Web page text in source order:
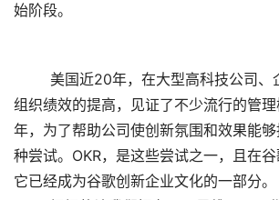
始阶段。
组织绩效的提高，见证了不少流行的管
年，为了帮助公司使创新氛围和效果能
种尝试。OKR，是这些尝试之一，且在谷
它已经成为谷歌创新企业文化的一部分。